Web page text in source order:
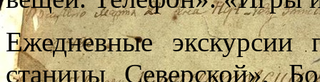
Ежедневные экскурсии
станицы Северской»,